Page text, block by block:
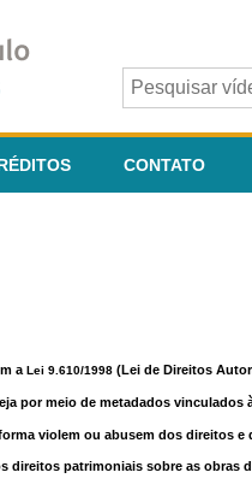
CONTATO
a Lei 9.610/1998 (Lei de Direitos
por meio de metadados vinculados
violem ou abusem dos direitos
direitos patrimoniais sobre as